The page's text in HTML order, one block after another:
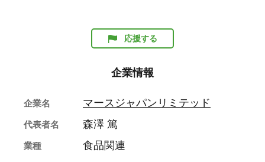
応援する
企業情報
企業名 マースジャパンリミテッド
代表者名 森澤 篤
業種 食品関連